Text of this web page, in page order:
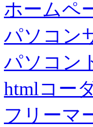
ホームペ
パソコン
パソコン
htmlコー
フリーマ